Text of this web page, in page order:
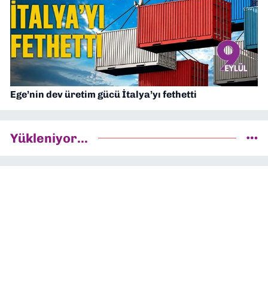
Ege’nin dev üretim gücü İtalya’yı fethetti
Yükleniyor...